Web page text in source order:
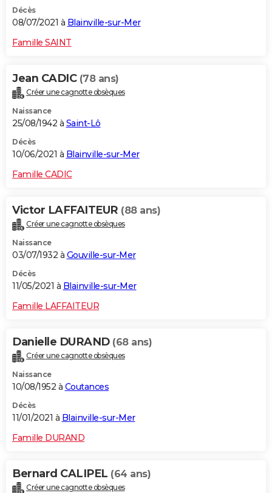
Décès
08/07/2021 à Blainville-sur-Mer
Famille SAINT
Jean CADIC (78 ans)
Créer une cagnotte obsèques
Naissance
25/08/1942 à Saint-Lô
Décès
10/06/2021 à Blainville-sur-Mer
Famille CADIC
Victor LAFFAITEUR (88 ans)
Créer une cagnotte obsèques
Naissance
03/07/1932 à Gouville-sur-Mer
Décès
11/05/2021 à Blainville-sur-Mer
Famille LAFFAITEUR
Danielle DURAND (68 ans)
Créer une cagnotte obsèques
Naissance
10/08/1952 à Coutances
Décès
11/01/2021 à Blainville-sur-Mer
Famille DURAND
Bernard CALIPEL (64 ans)
Créer une cagnotte obsèques